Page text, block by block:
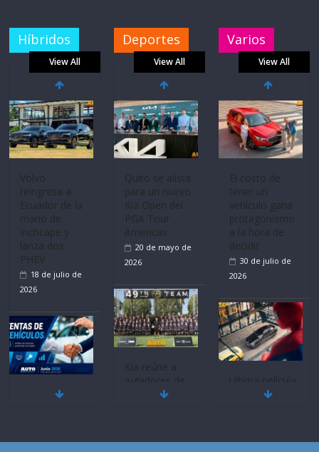
Híbridos
View All
Mercado
automotor
nacional cierra
su mejor 1er
semestre en la
historia
11 de julio de
2026
Bosch y
Deportes
View All
La FEDAK
recibe 12
Sinotruk
Bolden para
cubrir las rutas
de La Vuelta
31 de julio de
Quito se alista
para un nuevo
Varios
View All
Ultima película
‘Spider‑Man:
Brand New
Day’ pone en
escena a
BMW
29 de julio de
2026
¿Qué puede
pasar con tu